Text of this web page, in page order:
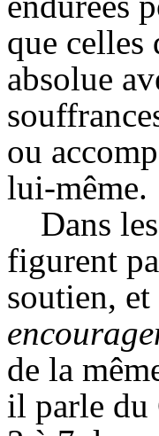
que celles
absolue
ou
lui-même.
Dans
figurent
soutien,
de la
il parle du